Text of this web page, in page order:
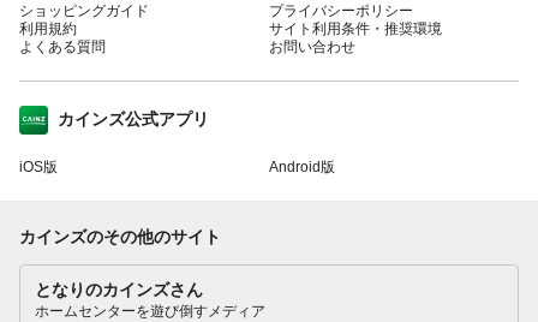
ショッピングガイド
利用規約
よくある質問
プライバシーポリシー
サイト利用条件・推奨環境
お問い合わせ
カインズ公式アプリ
iOS版 Android版
カインズのその他のサイト
となりのカインズさん
ホームセンターを遊び倒すメディア